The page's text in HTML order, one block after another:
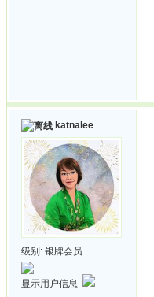
katnalee
级别: 银牌会员
显示用户信息